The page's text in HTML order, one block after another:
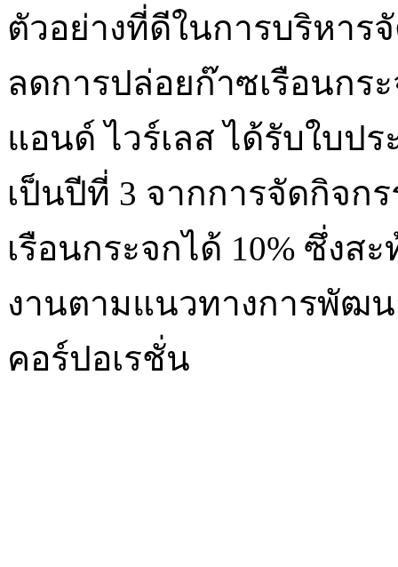
ตัวอย่างที่ดีในการบริหาร
ลดการปล่อยก๊าซเรือนกร
แอนด์ ไวร์เลส ได้รับใบป
เป็นปีที่ 3 จากการจัดกิจก
เรือนกระจกได้ 10% ซึ่ง
งานตามแนวทางการพัฒ
คอร์ปอเรชั่น